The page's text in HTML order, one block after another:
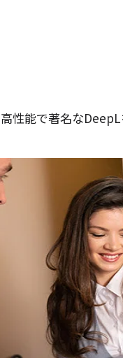
性能で著名な